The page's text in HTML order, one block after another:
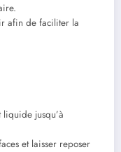
afin de faciliter la
liquide jusqu’à
et laisser reposer